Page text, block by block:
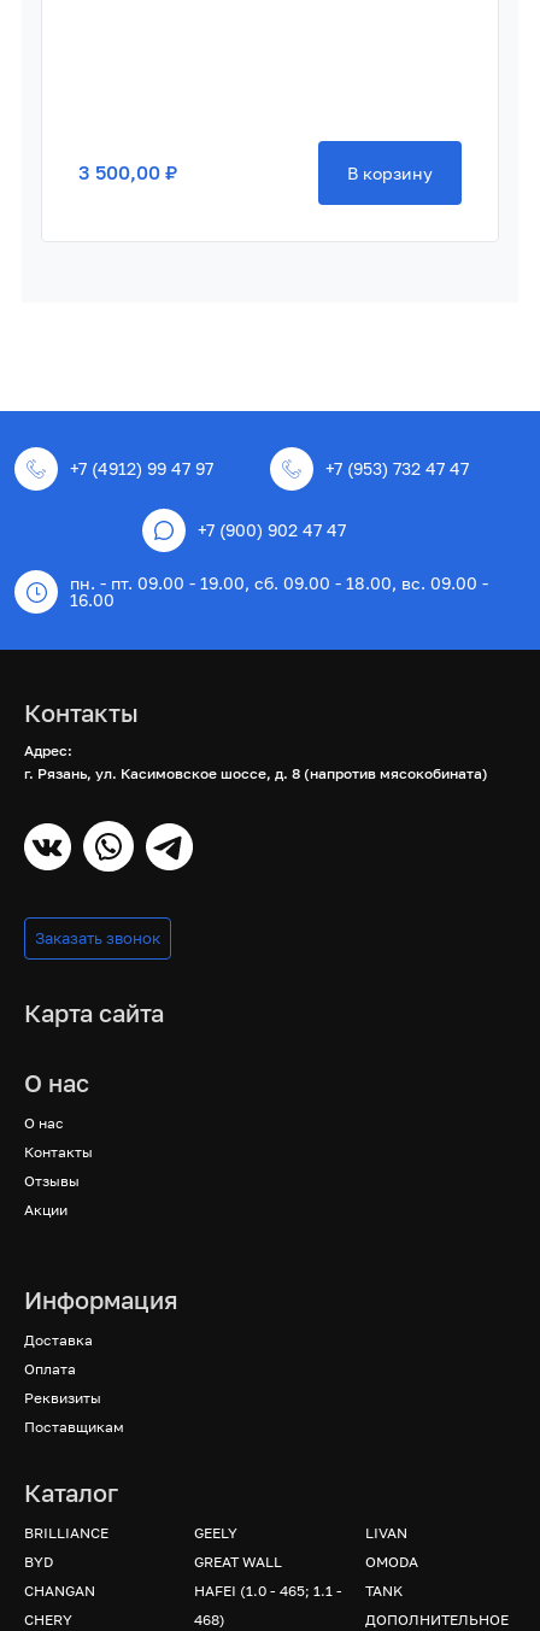
3 500,00 ₽ В корзину
+7 (4912) 99 47 97 +7 (953) 732 47 47
+7 (900) 902 47 47
пн. - пт. 09.00 - 19.00, сб. 09.00 - 18.00, вс. 09.00 -
16.00
Контакты
Адрес:
г. Рязань, ул. Касимовское шоссе, д. 8 (напротив мясокобината)
Заказать звонок
Карта сайта
О нас
О нас
Контакты
Отзывы
Акции
Информация
Доставка
Оплата
Реквизиты
Поставщикам
Каталог
BRILLIANCE
BYD
CHANGAN
CHERY
GEELY
GREAT WALL
HAFEI (1.0 - 465; 1.1 -
468)
LIVAN
OMODA
TANK
ДОПОЛНИТЕЛЬНОЕ